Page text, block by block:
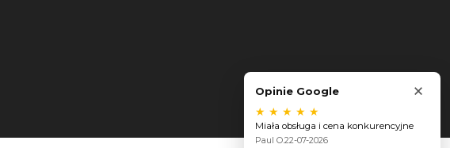
Opinie Google ×
★ ★ ★ ★ ★
Miała obsługa i cena konkurencyjne
Paul O.22-07-2026